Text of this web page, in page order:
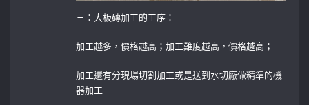
三：大板磚加工的工序：
加工越多，價格越高；加工難度越高，價格越高；
加工還有分現場切割加工或是送到水切廠做精準的機
器加工